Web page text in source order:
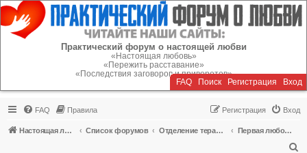
Регистрация
Практический форум о настоящей любви
«Настоящая любовь»
«Пережить расставание»
«Последствия заговоров и приворотов»
FAQ Поиск Регистрация Вход
FAQ Правила Вход
Регистрация
Настоящая любовь Список форумов Отделение терапии
Первая любовь (для детей до 14 лет)